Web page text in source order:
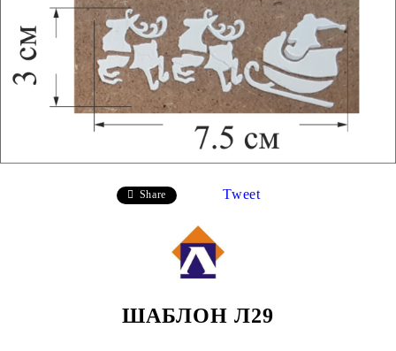
Share Tweet
ШАБЛОН Л29